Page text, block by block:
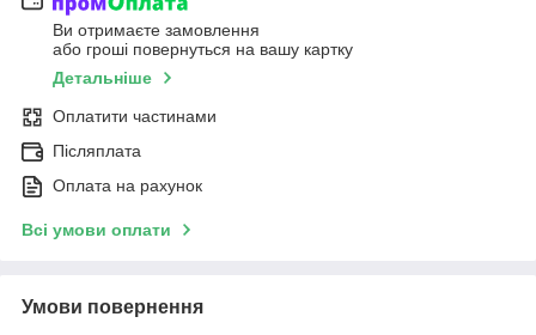
Ви отримаєте замовлення
або гроші повернуться на вашу картку
Детальніше
Оплатити частинами
Післяплата
Оплата на рахунок
Всі умови оплати
Умови повернення